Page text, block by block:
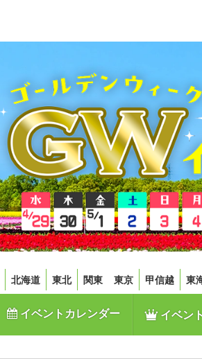
北海道 東北 関東 東京 甲信越 東
イベントカレンダー イベン